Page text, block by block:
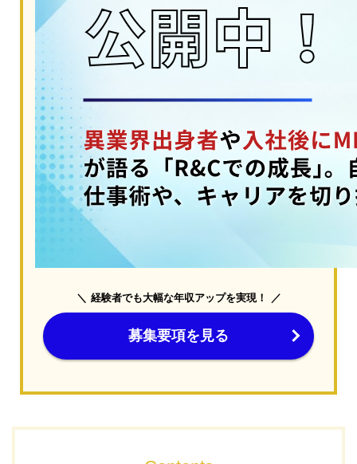
経験者でも大幅な年収アップを実現！
募集要項を見る